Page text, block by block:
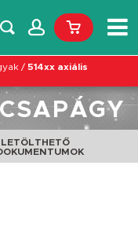
/ 514xx axiális
LETÖLTHETŐ